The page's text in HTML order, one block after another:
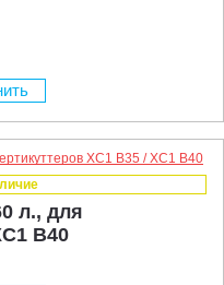
л., для
B40